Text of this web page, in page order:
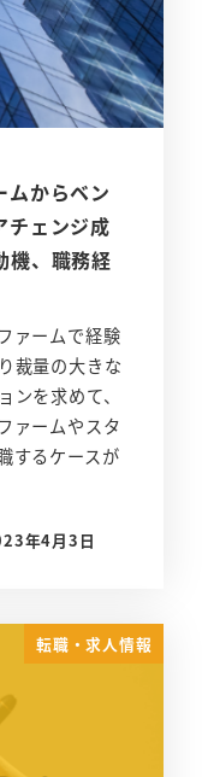
ムからベン
チェンジ成
機、職務経
ァームで経験
裁量の大きな
ンを求めて、
ァームやスタ
するケースが
年4月3日
転職・求人情報